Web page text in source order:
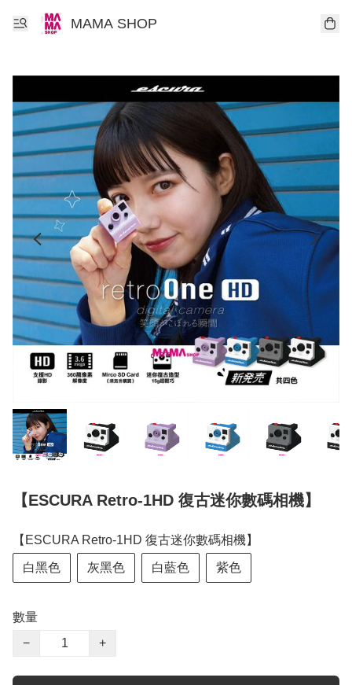
MAMA SHOP
【ESCURA Retro-1HD 復古迷你數碼相機】
【ESCURA Retro-1HD 復古迷你數碼相機】
白黑色 灰黑色 白藍色 紫色
數量
−
+